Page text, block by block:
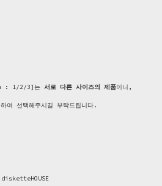
: 1/2/3]는 서로 다른 사이즈의 제품이니,
여 선택해주시길 부탁드립니다.
disketteHOUSE